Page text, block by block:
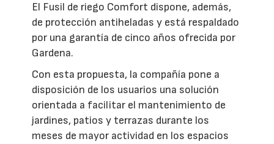
El Fusil de riego Comfort dispone, además,
de protección antiheladas y está respaldado
por una garantía de cinco años ofrecida por
Gardena.
Con esta propuesta, la compañía pone a
disposición de los usuarios una solución
orientada a facilitar el mantenimiento de
jardines, patios y terrazas durante los
meses de mayor actividad en los espacios